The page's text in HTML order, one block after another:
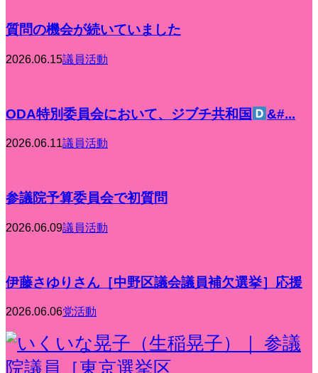
質問の機会が続いていました
2026.06.15議員活動
ODA特別委員会において、ジブチ共和国 &#...
2026.06.11議員活動
参議院予算委員会で初質問
2026.06.09議員活動
伊藤さゆりさん［中野区議会議員補欠選挙］応援
2026.06.06党活動